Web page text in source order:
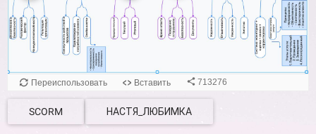
SCORM НАСТЯ_ЛЮБИМКА